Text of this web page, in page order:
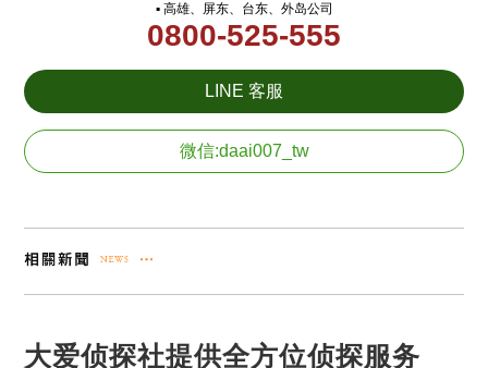
▪ 高雄、屏东、台东、外岛公司
0800-525-555
LINE 客服
微信:daai007_tw
大爱侦探社提供全方位侦探服务